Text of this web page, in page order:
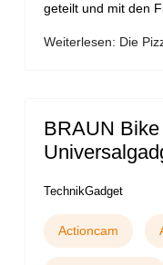
geteilt und mit den
Weiterlesen: Die
BRAUN
TechnikGadget
Actioncam